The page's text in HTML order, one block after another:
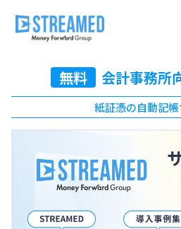
無料 会計事務所
紙証憑の自動記